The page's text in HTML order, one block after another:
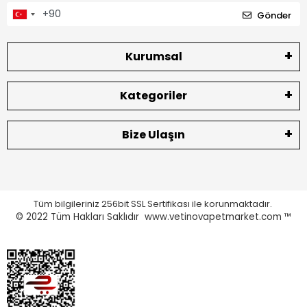
Yavru kedinizin hayatına sağlıklı bir başlangıç yapmak için en iyi
konserve mamaları şimdi keşfedin!
Gönder
Kurumsal
Kategoriler
Bize Ulaşın
Tüm bilgileriniz 256bit SSL Sertifikası ile korunmaktadır.
© 2022 Tüm Hakları Saklıdır www.vetinovapetmarket.com ™